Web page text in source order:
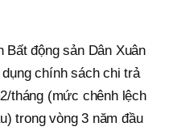
Bất động sản Dân Xuân
chính sách chi trả
tháng (mức chênh lệch
trong vòng 3 năm đầu